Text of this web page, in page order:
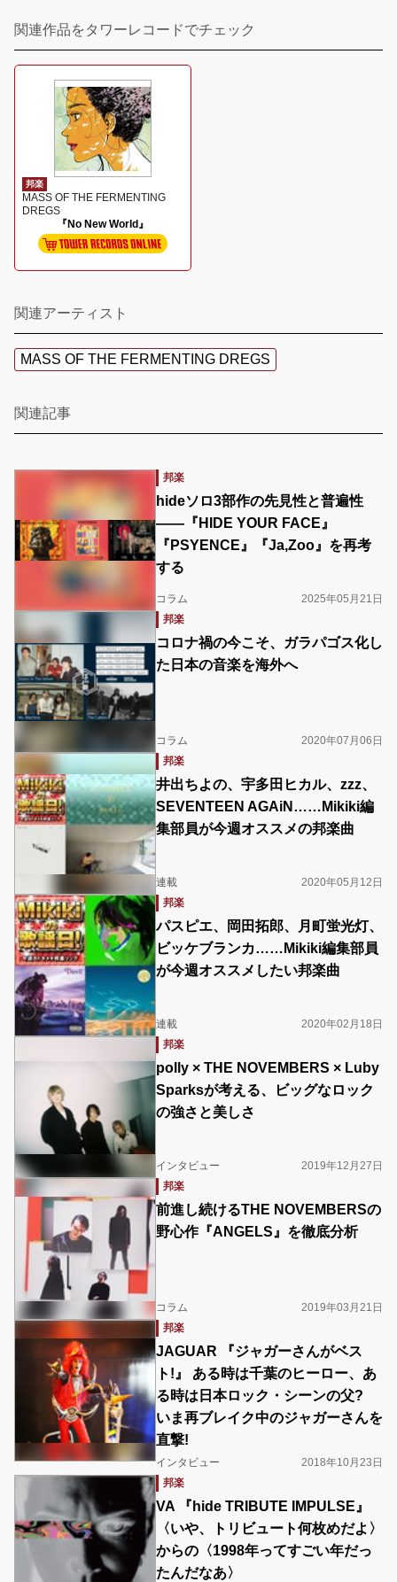
関連作品をタワーレコードでチェック
邦楽
MASS OF THE FERMENTING
DREGS
『No New World』
関連アーティスト
MASS OF THE FERMENTING DREGS
関連記事
邦楽
hideソロ3部作の先見性と普遍性
――『HIDE YOUR FACE』
『PSYENCE』『Ja,Zoo』を再考
する
コラム
2025年05月21日
邦楽
コロナ禍の今こそ、ガラパゴス化し
た日本の音楽を海外へ
コラム
2020年07月06日
邦楽
井出ちよの、宇多田ヒカル、zzz、
SEVENTEEN AGAiN……Mikiki編
集部員が今週オススメの邦楽曲
連載
2020年05月12日
邦楽
パスピエ、岡田拓郎、月町蛍光灯、
ビッケブランカ……Mikiki編集部員
が今週オススメしたい邦楽曲
連載
2020年02月18日
邦楽
polly × THE NOVEMBERS × Luby
Sparksが考える、ビッグなロック
の強さと美しさ
インタビュー
2019年12月27日
邦楽
前進し続けるTHE NOVEMBERSの
野心作『ANGELS』を徹底分析
コラム
2019年03月21日
邦楽
JAGUAR 『ジャガーさんがベス
ト!』 ある時は千葉のヒーロー、あ
る時は日本ロック・シーンの父?
いま再ブレイク中のジャガーさんを
直撃!
インタビュー
2018年10月23日
邦楽
VA 『hide TRIBUTE IMPULSE』
〈いや、トリビュート何枚めだよ〉
からの〈1998年ってすごい年だっ
たんだなあ〉